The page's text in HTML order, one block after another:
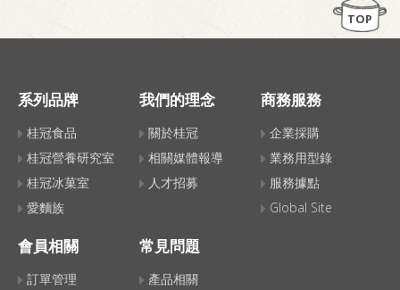
TOP
系列品牌
桂冠食品
桂冠營養研究室
桂冠冰菓室
愛麵族
我們的理念
關於桂冠
相關媒體報導
人才招募
商務服務
企業採購
業務用型錄
服務據點
Global Site
會員相關
訂單管理
常見問題
產品相關